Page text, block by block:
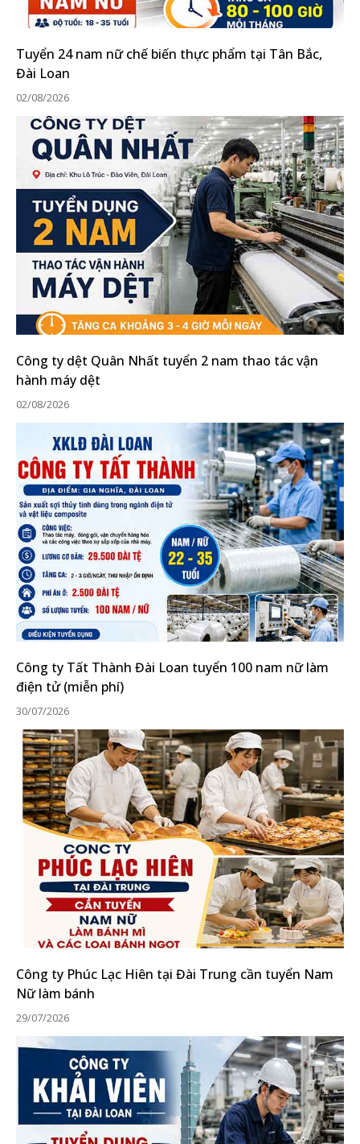
Tuyển 24 nam nữ chế biến thực phẩm tại Tân Bắc,
Đài Loan
02/08/2026
Công ty dệt Quân Nhất tuyển 2 nam thao tác vận
hành máy dệt
02/08/2026
Công ty Tất Thành Đài Loan tuyển 100 nam nữ làm
điện tử (miễn phí)
30/07/2026
Công ty Phúc Lạc Hiên tại Đài Trung cần tuyển Nam
Nữ làm bánh
29/07/2026